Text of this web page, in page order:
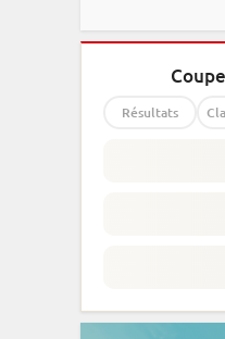
Résultats